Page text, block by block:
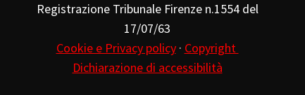
Registrazione Tribunale Firenze n.1554 del
17/07/63
Cookie e Privacy policy· Copyright
Dichiarazione di accessibilità